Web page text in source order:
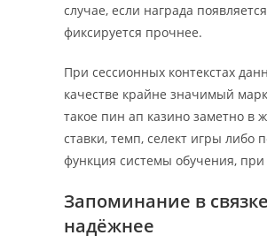
случае, если награда
фиксируется прочнее.
При сессионных контекстах
качестве крайне значимый
такое пин ап казино заметно в
ставки, темп, селект игры либо
функция системы обучения,
Запоминание в
надёжнее